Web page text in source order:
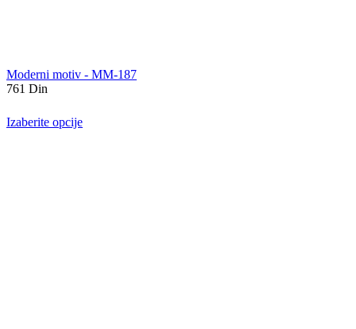
Moderni motiv - MM-187
761 Din
Izaberite opcije